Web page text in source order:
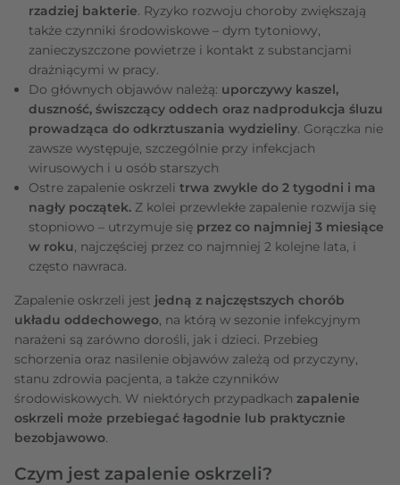
rzadziej bakterie. Ryzyko rozwoju choroby zwiększają
także czynniki środowiskowe – dym tytoniowy,
zanieczyszczone powietrze i kontakt z substancjami
drażniącymi w pracy.
Do głównych objawów należą: uporczywy kaszel,
duszność, świszczący oddech oraz nadprodukcja śluzu
prowadząca do odkrztuszania wydzieliny. Gorączka nie
zawsze występuje, szczególnie przy infekcjach
wirusowych i u osób starszych
Ostre zapalenie oskrzeli trwa zwykle do 2 tygodni i ma
nagły początek. Z kolei przewlekłe zapalenie rozwija się
stopniowo – utrzymuje się przez co najmniej 3 miesiące
w roku, najczęściej przez co najmniej 2 kolejne lata, i
często nawraca.
Zapalenie oskrzeli jest jedną z najczęstszych chorób
układu oddechowego, na którą w sezonie infekcyjnym
narażeni są zarówno dorośli, jak i dzieci. Przebieg
schorzenia oraz nasilenie objawów zależą od przyczyny,
stanu zdrowia pacjenta, a także czynników
środowiskowych. W niektórych przypadkach zapalenie
oskrzeli może przebiegać łagodnie lub praktycznie
bezobjawowo.
Czym jest zapalenie oskrzeli?